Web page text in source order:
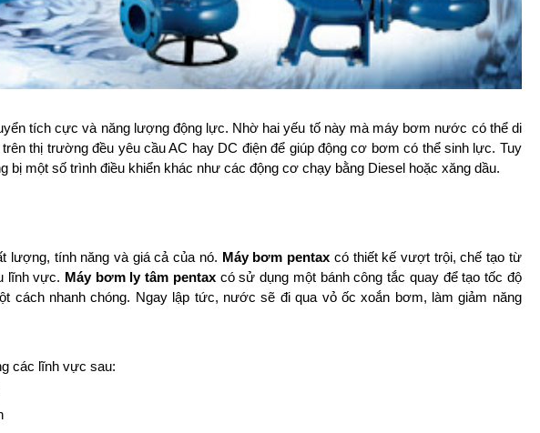
tích cực và năng lượng động lực. Nhờ hai yếu tố này mà máy bơm nước có thể di
thị trường đều yêu cầu AC hay DC điện để giúp động cơ bơm có thể sinh lực. Tuy
bị một số trình điều khiển khác như các động cơ chạy bằng Diesel hoặc xăng dầu.
lượng, tính năng và giá cả của nó. Máy bơm pentax có thiết kế vượt trội, chế tạo từ
lĩnh vực. Máy bơm ly tâm pentaxcó sử dụng một bánh công tắc quay để tạo tốc độ
cách nhanh chóng. Ngay lập tức, nước sẽ đi qua vỏ ốc xoắn bơm, làm giảm năng
các lĩnh vực sau: